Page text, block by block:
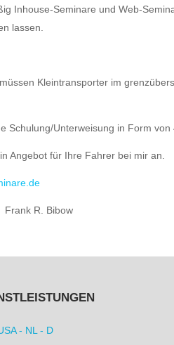
Inhouse-Seminare und Web-
lassen.
Kleintransporter im
Schulung/Unterweisung in Form
Angebot für Ihre Fahrer bei mir an.
R. Bibow
- NL - D